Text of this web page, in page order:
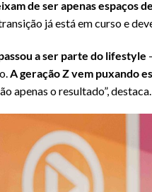
de ser apenas espaços
já está em curso e
a ser parte do lifestyle
A geração Z vem puxando
apenas o resultado”, destaca.